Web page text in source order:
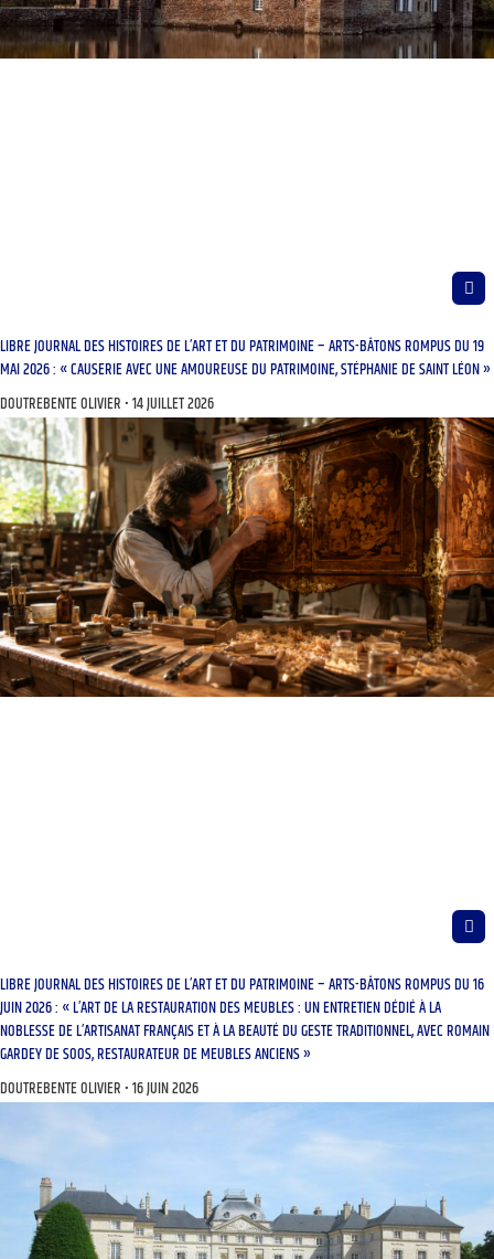
LIBRE JOURNAL DES HISTOIRES DE L’ART ET DU PATRIMOINE – ARTS-BÂTONS ROMPUS DU 19
MAI 2026 : « CAUSERIE AVEC UNE AMOUREUSE DU PATRIMOINE, STÉPHANIE DE SAINT LÉON »
DOUTREBENTE OLIVIER 14 JUILLET 2026
LIBRE JOURNAL DES HISTOIRES DE L’ART ET DU PATRIMOINE – ARTS-BÂTONS ROMPUS DU 16
JUIN 2026 : « L’ART DE LA RESTAURATION DES MEUBLES : UN ENTRETIEN DÉDIÉ À LA
NOBLESSE DE L’ARTISANAT FRANÇAIS ET À LA BEAUTÉ DU GESTE TRADITIONNEL, AVEC ROMAIN
GARDEY DE SOOS, RESTAURATEUR DE MEUBLES ANCIENS »
DOUTREBENTE OLIVIER 16 JUIN 2026